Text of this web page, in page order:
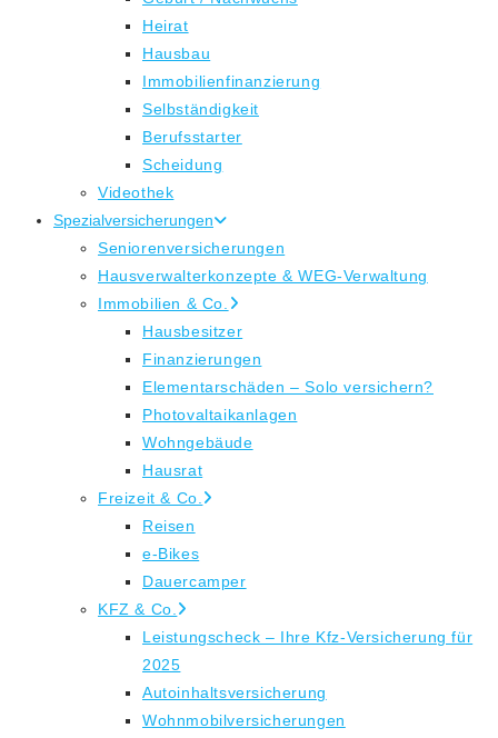
Heirat
Hausbau
Immobilienfinanzierung
Selbständigkeit
Berufsstarter
Scheidung
Videothek
Spezialversicherungen
Seniorenversicherungen
Hausverwalterkonzepte & WEG-Verwaltung
Immobilien & Co.
Hausbesitzer
Finanzierungen
Elementarschäden – Solo versichern?
Photovaltaikanlagen
Wohngebäude
Hausrat
Freizeit & Co.
Reisen
e-Bikes
Dauercamper
KFZ & Co.
Leistungscheck – Ihre Kfz-Versicherung für
2025
Autoinhaltsversicherung
Wohnmobilversicherungen